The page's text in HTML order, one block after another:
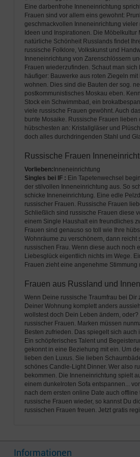
Eine darbenfrohe Inneneinrichtung
Frauen sind vor allem eins gewohnt:
geschmackvollen Inneneinrichtung
Ideen und Inspirationen. Die
natürliche Schönheit Russlands findet
russische Folklore, Volkskunst und
Inneneinrichtung von Zarenschlössern
Frauen wiederzufinden. Schaut man
häufiger: Bauwerke aus roten Ziegeln
wohnen. Dies sind die Bauten der sog.
postkommunistisches Moskau eben.
Stock ein Schwimmbad, ein
viele russische Frauen gewöhnt. Auch
bunte Mosaike. Russische Frauen
hübschesten an: Kristallgläser und
doch alles durchdringenden Stahl und
Russische Frauen
Vorlieben: Inneneinrichtung
Singles bei IF : Ein Tapetenwechsel
der stilvollen Inneneinrichtung aus. So
schicke Inneneinrichtung. Eine edle
russischer Frauen. Russische Frauen
Schließlich sind russische Frauen diese
einem Single Haushalt ein freundliches
Frauen sind genauso so toll wie Ihre
Wohnräume zu verschönern, dann
russischen Frau. Wenn diese auch noch
Liebesglück eigentlich nichts im Wege.
Frauen zieht eine angenehme Stimmung
Frauen aus Russland und
Wenn Deine russische Traumfrau bei
Deiner Wohnung komplett anders
wollstest doch Dein Leben ändern,
russischer Frauen. Marken müssen
Besten zufrieden. Das spiegelt sich
Ein schöpferisches Talent und
gekonnt in eine Beziehung mit ein. Um
lieben den Luxus. Sie lieben
schönes Candle-Light Dinner. Wer also
bekommen. Die Inneneinrichtung spielt
einem dunkelroten Sofa entspannen...
nach dem ersten online Date auch
russische Frauen wieder, so kannst Du
russischen Frauen freuen. Jetzt gratis
Informationen